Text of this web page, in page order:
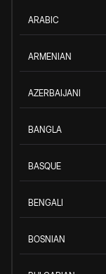
ARABIC
ARMENIAN
AZERBAIJANI
BANGLA
BASQUE
BENGALI
BOSNIAN